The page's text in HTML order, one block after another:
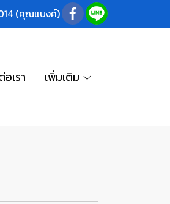
(คุณแบงค์)
เรา เพิ่มเติม